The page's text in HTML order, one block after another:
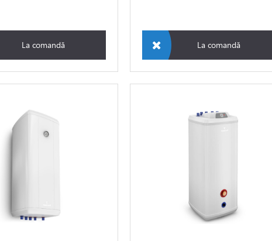
La comandă La comandă